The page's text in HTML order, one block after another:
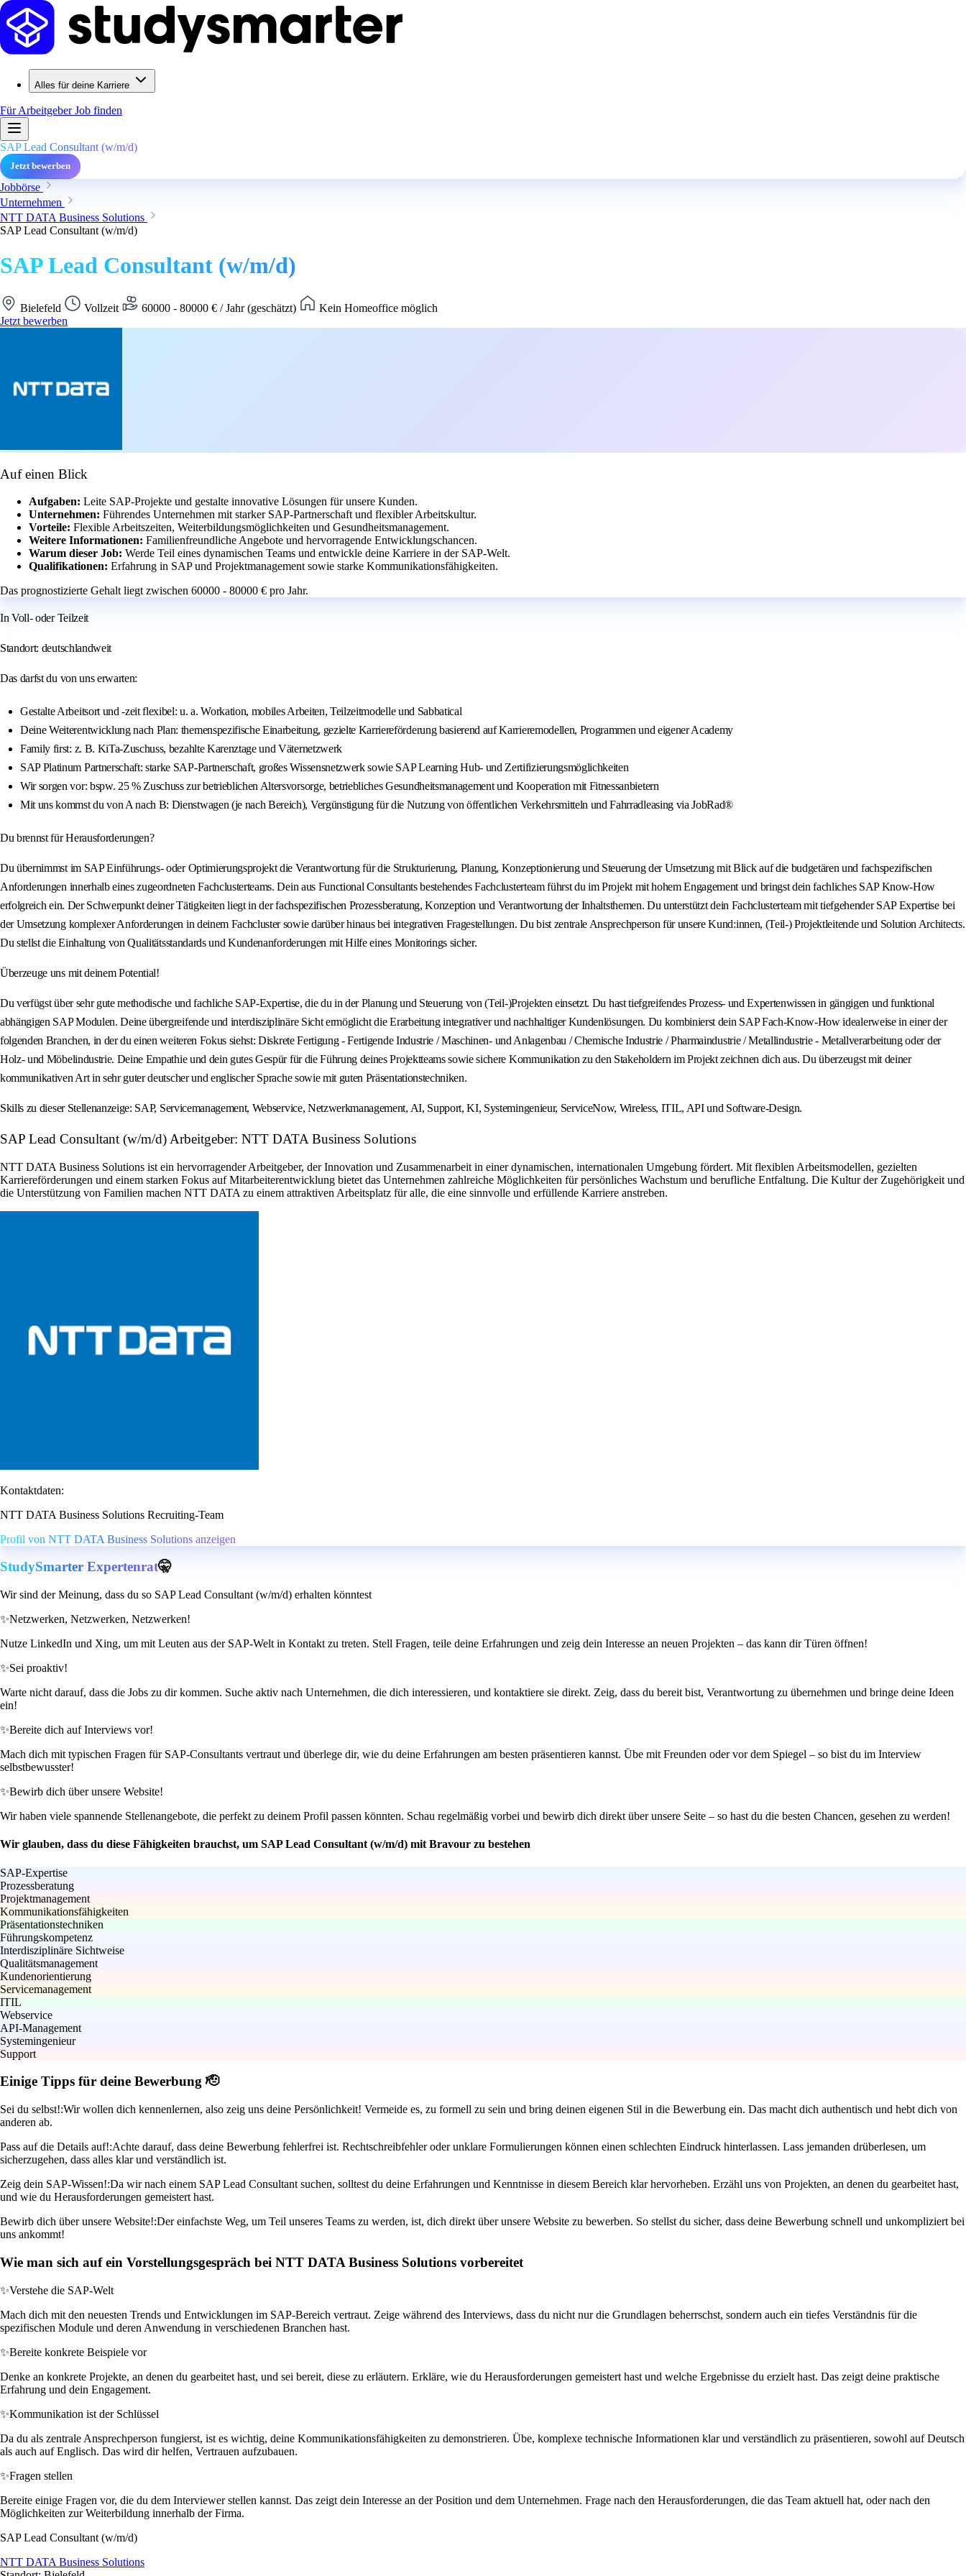
Alles für deine Karriere
Für ArbeitgeberJob finden
SAP Lead Consultant (w/m/d)
Jetzt bewerben
Jobbörse
Unternehmen
NTT DATA Business Solutions
SAP Lead Consultant (w/m/d)
SAP Lead Consultant (w/m/d)
Bielefeld Vollzeit 60000 - 80000 € / Jahr (geschätzt)
Kein Homeoffice möglich
Jetzt bewerben
Auf einen Blick
Aufgaben: Leite SAP-Projekte und gestalte innovative Lösungen für unsere Kunden.
Unternehmen: Führendes Unternehmen mit starker SAP-Partnerschaft und flexibler Arbeitskultur.
Vorteile: Flexible Arbeitszeiten, Weiterbildungsmöglichkeiten und Gesundheitsmanagement.
Weitere Informationen: Familienfreundliche Angebote und hervorragende Entwicklungschancen.
Warum dieser Job: Werde Teil eines dynamischen Teams und entwickle deine Karriere in der SAP-Welt.
Qualifikationen: Erfahrung in SAP und Projektmanagement sowie starke Kommunikationsfähigkeiten.
Das prognostizierte Gehalt liegt zwischen 60000 - 80000 € pro Jahr.
In Voll- oder Teilzeit
Standort: deutschlandweit
Das darfst du von uns erwarten:
Gestalte Arbeitsort und -zeit flexibel: u. a. Workation, mobiles Arbeiten, Teilzeitmodelle und Sabbatical
Deine Weiterentwicklung nach Plan: themenspezifische Einarbeitung, gezielte Karriereförderung basierend auf Karrieremodellen, Programmen und eigener Academy
Family first: z. B. KiTa-Zuschuss, bezahlte Karenztage und Väternetzwerk
SAP Platinum Partnerschaft: starke SAP-Partnerschaft, großes Wissensnetzwerk sowie SAP Learning Hub- und Zertifizierungsmöglichkeiten
Wir sorgen vor: bspw. 25 % Zuschuss zur betrieblichen Altersvorsorge, betriebliches Gesundheitsmanagement und Kooperation mit Fitnessanbietern
Mit uns kommst du von A nach B: Dienstwagen (je nach Bereich), Vergünstigung für die Nutzung von öffentlichen Verkehrsmitteln und Fahrradleasing via JobRad®
Du brennst für Herausforderungen?
Du übernimmst im SAP Einführungs- oder Optimierungsprojekt die Verantwortung für die Strukturierung, Planung, Konzeptionierung und Steuerung der Umsetzung mit Blick auf die budgetären und fachspezifischen
Anforderungen innerhalb eines zugeordneten Fachclusterteams. Dein aus Functional Consultants bestehendes Fachclusterteam führst du im Projekt mit hohem Engagement und bringst dein fachliches SAP Know-How
erfolgreich ein. Der Schwerpunkt deiner Tätigkeiten liegt in der fachspezifischen Prozessberatung, Konzeption und Verantwortung der Inhaltsthemen. Du unterstützt dein Fachclusterteam mit tiefgehender SAP Expertise bei
der Umsetzung komplexer Anforderungen in deinem Fachcluster sowie darüber hinaus bei integrativen Fragestellungen. Du bist zentrale Ansprechperson für unsere Kund:innen, (Teil-) Projektleitende und Solution Architects.
Du stellst die Einhaltung von Qualitätsstandards und Kundenanforderungen mit Hilfe eines Monitorings sicher.
Überzeuge uns mit deinem Potential!
Du verfügst über sehr gute methodische und fachliche SAP-Expertise, die du in der Planung und Steuerung von (Teil-)Projekten einsetzt. Du hast tiefgreifendes Prozess- und Expertenwissen in gängigen und funktional
abhängigen SAP Modulen. Deine übergreifende und interdisziplinäre Sicht ermöglicht die Erarbeitung integrativer und nachhaltiger Kundenlösungen. Du kombinierst dein SAP Fach-Know-How idealerweise in einer der
folgenden Branchen, in der du einen weiteren Fokus siehst: Diskrete Fertigung - Fertigende Industrie / Maschinen- und Anlagenbau / Chemische Industrie / Pharmaindustrie / Metallindustrie - Metallverarbeitung oder der
Holz- und Möbelindustrie. Deine Empathie und dein gutes Gespür für die Führung deines Projektteams sowie sichere Kommunikation zu den Stakeholdern im Projekt zeichnen dich aus. Du überzeugst mit deiner
kommunikativen Art in sehr guter deutscher und englischer Sprache sowie mit guten Präsentationstechniken.
Skills zu dieser Stellenanzeige: SAP, Servicemanagement, Webservice, Netzwerkmanagement, AI, Support, KI, Systemingenieur, ServiceNow, Wireless, ITIL, API und Software-Design.
SAP Lead Consultant (w/m/d) Arbeitgeber: NTT DATA Business Solutions
NTT DATA Business Solutions ist ein hervorragender Arbeitgeber, der Innovation und Zusammenarbeit in einer dynamischen, internationalen Umgebung fördert. Mit flexiblen Arbeitsmodellen, gezielten
Karriereförderungen und einem starken Fokus auf Mitarbeiterentwicklung bietet das Unternehmen zahlreiche Möglichkeiten für persönliches Wachstum und berufliche Entfaltung. Die Kultur der Zugehörigkeit und
die Unterstützung von Familien machen NTT DATA zu einem attraktiven Arbeitsplatz für alle, die eine sinnvolle und erfüllende Karriere anstreben.
Kontaktdaten:
NTT DATA Business Solutions Recruiting-Team
Profil von NTT DATA Business Solutions anzeigen
StudySmarter Expertenrat🤫
Wir sind der Meinung, dass du so SAP Lead Consultant (w/m/d) erhalten könntest
✨Netzwerken, Netzwerken, Netzwerken!
Nutze LinkedIn und Xing, um mit Leuten aus der SAP-Welt in Kontakt zu treten. Stell Fragen, teile deine Erfahrungen und zeig dein Interesse an neuen Projekten – das kann dir Türen öffnen!
✨Sei proaktiv!
Warte nicht darauf, dass die Jobs zu dir kommen. Suche aktiv nach Unternehmen, die dich interessieren, und kontaktiere sie direkt. Zeig, dass du bereit bist, Verantwortung zu übernehmen und bringe deine Ideen
ein!
✨Bereite dich auf Interviews vor!
Mach dich mit typischen Fragen für SAP-Consultants vertraut und überlege dir, wie du deine Erfahrungen am besten präsentieren kannst. Übe mit Freunden oder vor dem Spiegel – so bist du im Interview
selbstbewusster!
✨Bewirb dich über unsere Website!
Wir haben viele spannende Stellenangebote, die perfekt zu deinem Profil passen könnten. Schau regelmäßig vorbei und bewirb dich direkt über unsere Seite – so hast du die besten Chancen, gesehen zu werden!
Wir glauben, dass du diese Fähigkeiten brauchst, um SAP Lead Consultant (w/m/d) mit Bravour zu bestehen
SAP-Expertise
Prozessberatung
Projektmanagement
Kommunikationsfähigkeiten
Präsentationstechniken
Führungskompetenz
Interdisziplinäre Sichtweise
Qualitätsmanagement
Kundenorientierung
Servicemanagement
ITIL
Webservice
API-Management
Systemingenieur
Support
Einige Tipps für deine Bewerbung 🫡
Sei du selbst!:Wir wollen dich kennenlernen, also zeig uns deine Persönlichkeit! Vermeide es, zu formell zu sein und bring deinen eigenen Stil in die Bewerbung ein. Das macht dich authentisch und hebt dich von
anderen ab.
Pass auf die Details auf!:Achte darauf, dass deine Bewerbung fehlerfrei ist. Rechtschreibfehler oder unklare Formulierungen können einen schlechten Eindruck hinterlassen. Lass jemanden drüberlesen, um
sicherzugehen, dass alles klar und verständlich ist.
Zeig dein SAP-Wissen!:Da wir nach einem SAP Lead Consultant suchen, solltest du deine Erfahrungen und Kenntnisse in diesem Bereich klar hervorheben. Erzähl uns von Projekten, an denen du gearbeitet hast,
und wie du Herausforderungen gemeistert hast.
Bewirb dich über unsere Website!:Der einfachste Weg, um Teil unseres Teams zu werden, ist, dich direkt über unsere Website zu bewerben. So stellst du sicher, dass deine Bewerbung schnell und unkompliziert bei
uns ankommt!
Wie man sich auf ein Vorstellungsgespräch bei NTT DATA Business Solutions vorbereitet
✨Verstehe die SAP-Welt
Mach dich mit den neuesten Trends und Entwicklungen im SAP-Bereich vertraut. Zeige während des Interviews, dass du nicht nur die Grundlagen beherrschst, sondern auch ein tiefes Verständnis für die
spezifischen Module und deren Anwendung in verschiedenen Branchen hast.
✨Bereite konkrete Beispiele vor
Denke an konkrete Projekte, an denen du gearbeitet hast, und sei bereit, diese zu erläutern. Erkläre, wie du Herausforderungen gemeistert hast und welche Ergebnisse du erzielt hast. Das zeigt deine praktische
Erfahrung und dein Engagement.
✨Kommunikation ist der Schlüssel
Da du als zentrale Ansprechperson fungierst, ist es wichtig, deine Kommunikationsfähigkeiten zu demonstrieren. Übe, komplexe technische Informationen klar und verständlich zu präsentieren, sowohl auf Deutsch
als auch auf Englisch. Das wird dir helfen, Vertrauen aufzubauen.
✨Fragen stellen
Bereite einige Fragen vor, die du dem Interviewer stellen kannst. Das zeigt dein Interesse an der Position und dem Unternehmen. Frage nach den Herausforderungen, die das Team aktuell hat, oder nach den
Möglichkeiten zur Weiterbildung innerhalb der Firma.
SAP Lead Consultant (w/m/d)
NTT DATA Business Solutions